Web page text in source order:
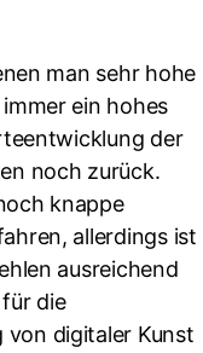
man sehr hohe
ein hohes
der
noch zurück.
knappe
allerdings ist
ausreichend
die
digitaler Kunst